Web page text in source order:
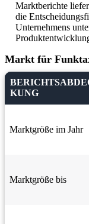
Marktberichte
die
Unternehmens
Markt für
KUNG
Marktgröße im Jahr
Marktgröße bis